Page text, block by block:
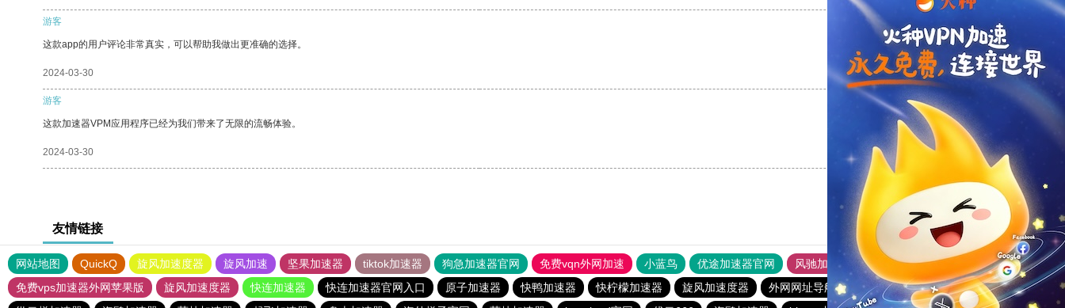
游客
这款app的用户评论非常真实，可以帮助我做出更准确的选择。
2024-03-30 支持[0] 反对[0]
游客
这款加速器VPM应用程序已经为我们带来了无限的流畅体验。
2024-03-30 支持[0] 反对[0]
友情链接
网站地图 QuickQ 旋风加速度器 旋风加速 坚果加速器 tiktok加速器 狗急加速器官网 免费vqn外网加速 小蓝鸟 优途加速器官网 风驰加速器
旋风加速器
免费vps加速器外网苹果版
旋风加速度器 快连加速器 快连加速器官网入口 原子加速器 快鸭加速器 快柠檬加速器 旋风加速度器 外网网址导航 软件中心
pigcha加速器